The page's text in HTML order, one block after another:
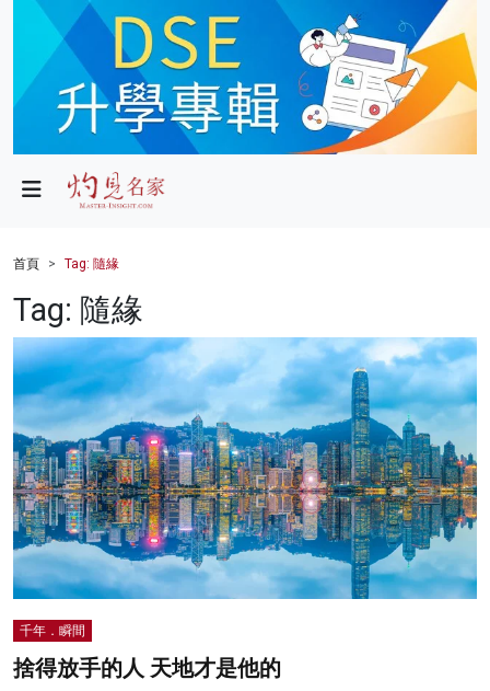
政局
財經
健康
商業
科技
影片
名家榜
灼見活動
首頁 Tag: 隨緣
Tag: 隨緣
千年．瞬間
捨得放手的人 天地才是他的